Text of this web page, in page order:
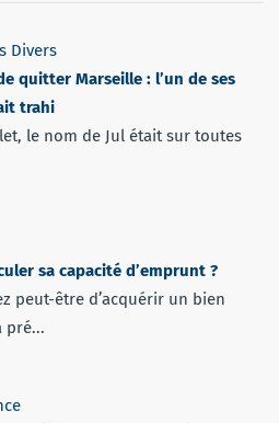
Divers
quitter Marseille : l’un de ses
trahi
le nom de Jul était sur toutes
sa capacité d’emprunt ?
peut-être d’acquérir un bien
pré...